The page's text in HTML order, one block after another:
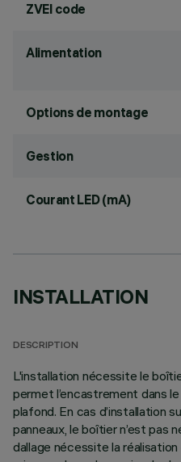
ZVEI code
Alimentation
Options de montage
Gestion
Courant LED (mA)
INSTALLATION
DESCRIPTION
L'installation nécessite le
permet l’encastrement dans
plafond. En cas d’installation
panneaux, le boîtier n’est pas
dallage nécessite la